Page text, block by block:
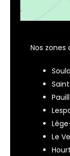
Nos zones
Le